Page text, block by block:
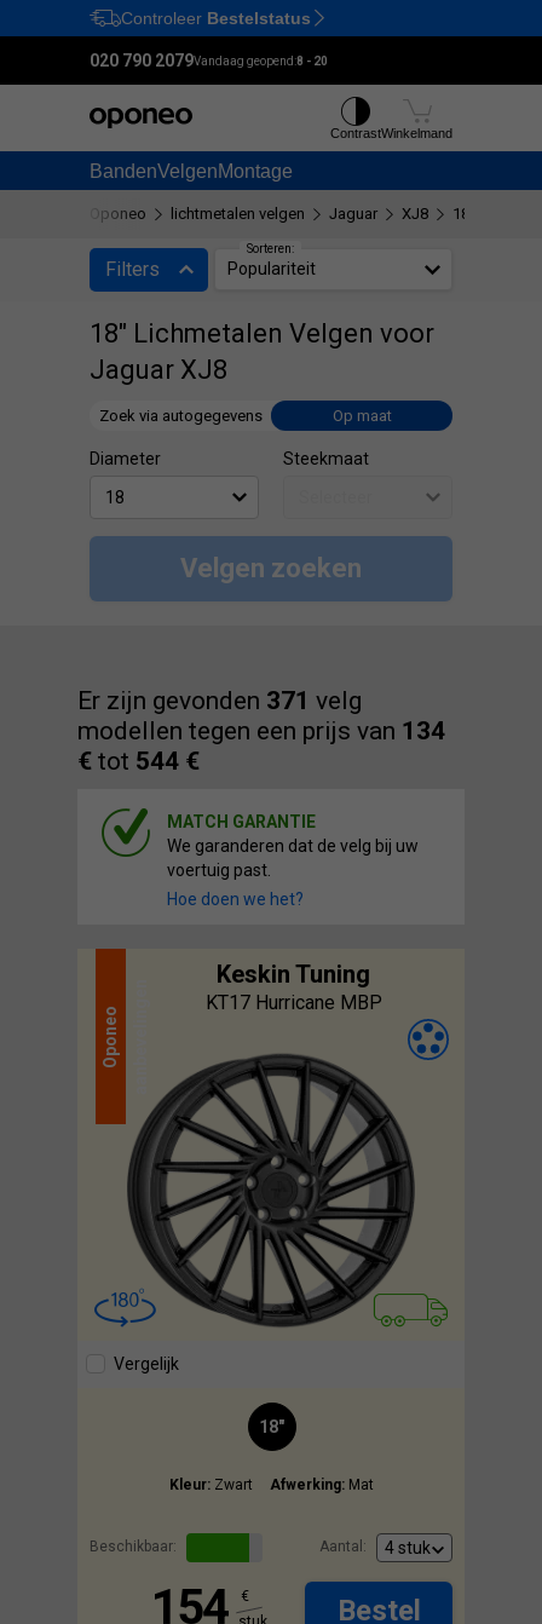
Ctrl M
Controleer Bestelstatus
020 790 2079Vandaag geopend:8 - 20
BandenVelgenMontage
ContrastWinkelmand
Oponeo lichtmetalen velgen Jaguar XJ8 18"
Filters
18" Lichmetalen Velgen voor
Jaguar XJ8
Zoek via autogegevens Op maat
Diameter Steekmaat
Velgen zoeken
Er zijn gevonden 371 velg
modellen tegen een prijs van 134
€ tot 544 €
Sorteren:
Populariteit
MATCH GARANTIE
We garanderen dat de velg bij uw
voertuig past.
Hoe doen we het?
Keskin Tuning
KT17 Hurricane MBP
Oponeo
Vergelijk
18"
Kleur: Zwart Afwerking: Mat
Beschikbaar: Aantal:
154
€
Bestel